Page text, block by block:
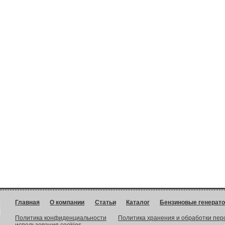
Главная О компании Статьи Каталог Бензиновые
Политика конфиденциальности
Политика хранения и обработки